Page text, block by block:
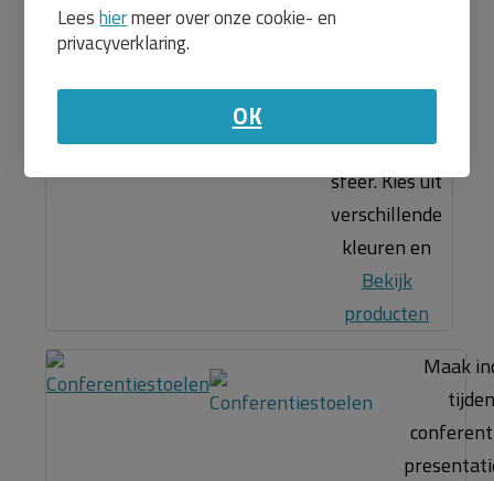
Leeshiermeer over onze cookie- en
privacyverklaring.
OK
zitplaatsen en
aangename
sfeer. Kies uit
verschillende
kleuren en
Bekijk
producten
Maak